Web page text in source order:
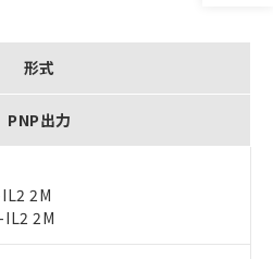
形式
PNP出力
2M
2M